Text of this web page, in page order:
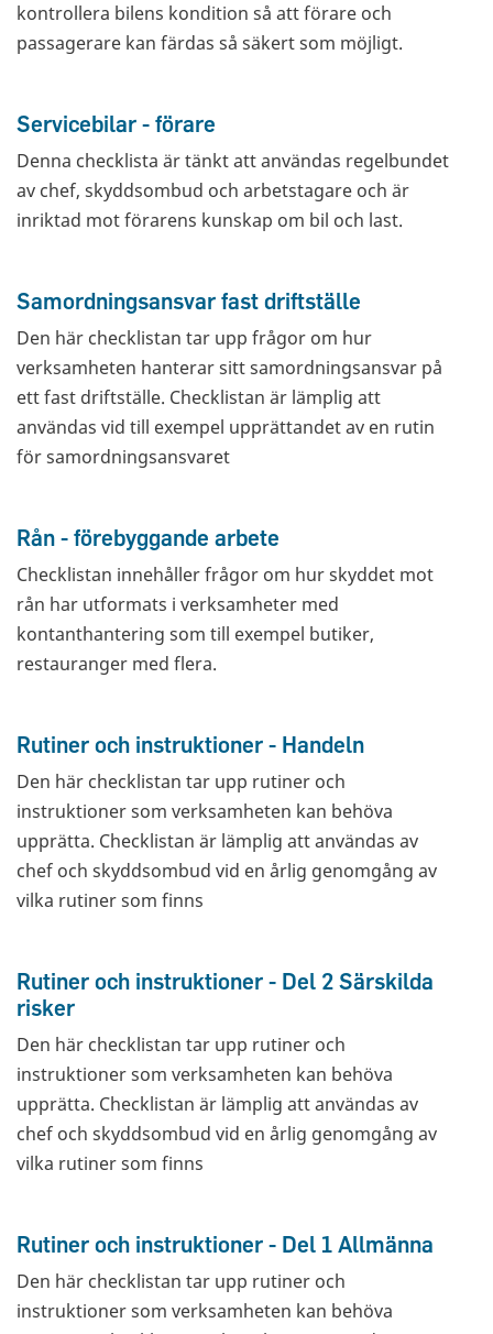
kontrollera bilens kondition så att förare och
passagerare kan färdas så säkert som möjligt.
Servicebilar - förare
Denna checklista är tänkt att användas regelbundet
av chef, skyddsombud och arbetstagare och är
inriktad mot förarens kunskap om bil och last.
Samordningsansvar fast driftställe
Den här checklistan tar upp frågor om hur
verksamheten hanterar sitt samordningsansvar på
ett fast driftställe. Checklistan är lämplig att
användas vid till exempel upprättandet av en rutin
för samordningsansvaret
Rån - förebyggande arbete
Checklistan innehåller frågor om hur skyddet mot
rån har utformats i verksamheter med
kontanthantering som till exempel butiker,
restauranger med flera.
Rutiner och instruktioner - Handeln
Den här checklistan tar upp rutiner och
instruktioner som verksamheten kan behöva
upprätta. Checklistan är lämplig att användas av
chef och skyddsombud vid en årlig genomgång av
vilka rutiner som finns
Rutiner och instruktioner - Del 2 Särskilda
risker
Den här checklistan tar upp rutiner och
instruktioner som verksamheten kan behöva
upprätta. Checklistan är lämplig att användas av
chef och skyddsombud vid en årlig genomgång av
vilka rutiner som finns
Rutiner och instruktioner - Del 1 Allmänna
Den här checklistan tar upp rutiner och
instruktioner som verksamheten kan behöva